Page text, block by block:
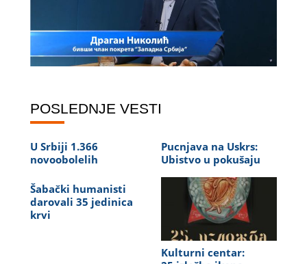
POSLEDNJE VESTI
U Srbiji 1.366
novoobolelih
Pucnjava na Uskrs:
Ubistvo u pokušaju
Šabački humanisti
darovali 35 jedinica
krvi
Kulturni centar: